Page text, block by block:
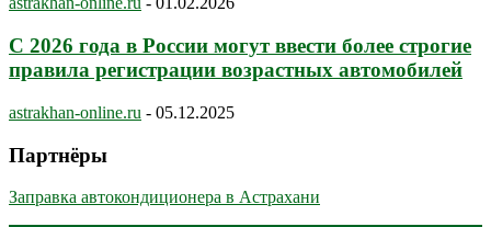
С 2026 года в России могут ввести более строгие
правила регистрации возрастных автомобилей
astrakhan-online.ru - 05.12.2025
Партнёры
Заправка автокондиционера в Астрахани